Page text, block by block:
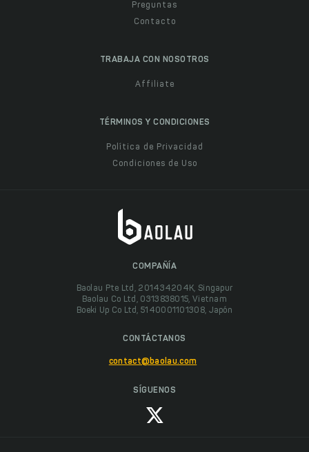
Preguntas
Contacto
TRABAJA CON NOSOTROS
Affiliate
TÉRMINOS Y CONDICIONES
Política de Privacidad
Condiciones de Uso
COMPAÑÍA
Baolau Pte Ltd, 201434204K, Singapur
Baolau Co Ltd, 0313838015, Vietnam
Boeki Up Co Ltd, 5140001101308, Japón
CONTÁCTANOS
contact@baolau.com
SÍGUENOS